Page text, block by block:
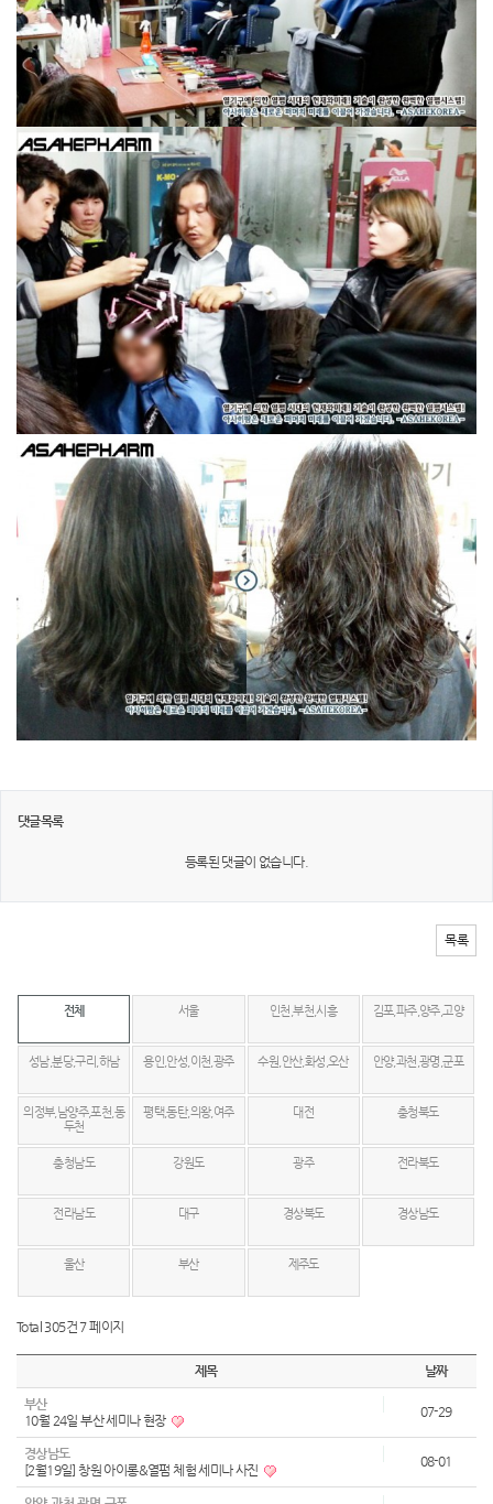
댓글목록
등록된 댓글이 없습니다.
목록
전체 서울 인천,부천,시흥 김포,파주,양주,고양
성남,분당,구리,하남 용인,안성,이천,광주 수원,안산,화성,오산 안양,과천,광명,군포
의정부,남양주,포천,동
두천
평택,동탄,의왕,여주 대전 충청북도
충청남도 강원도 광주 전라북도
전라남도 대구 경상북도 경상남도
울산 부산 제주도
Total 305건 7 페이지
제목 날짜
부산
10월 24일 부산 세미나 현장
07-29
경상남도
[2월19일] 창원 아이롱&열펌 체험 세미나 사진
08-01